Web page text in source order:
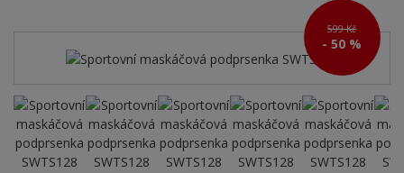
599 Kč
- 50 %